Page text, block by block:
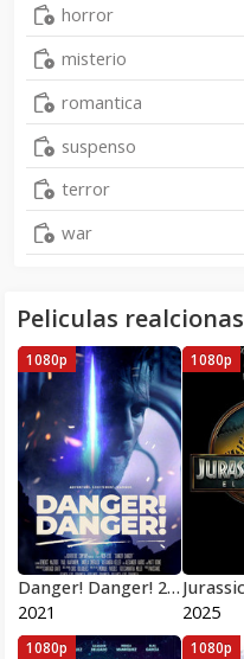
horror
misterio
romantica
suspenso
terror
war
Peliculas realcionas
Danger! Danger! 2021
2021
1080p
2025
1080p
1080p 1080p